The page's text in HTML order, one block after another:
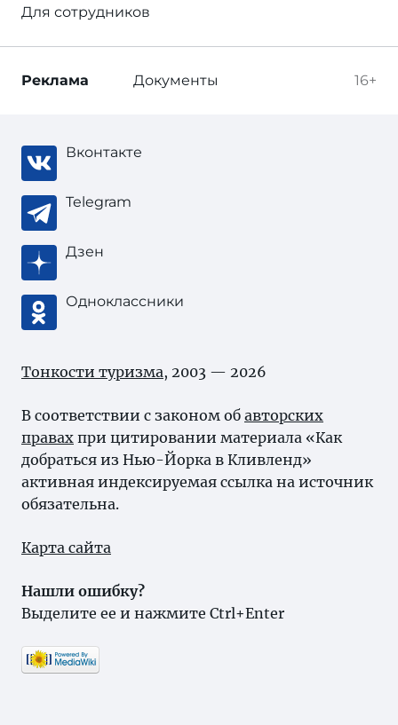
Для сотрудников
16+
Реклама Документы
Вконтакте
Telegram
Дзен
Одноклассники
Тонкости туризма, 2003 — 2026
В соответствии с законом об авторских
правах при цитировании материала «Как
добраться из Нью-Йорка в Кливленд»
активная индексируемая ссылка на источник
обязательна.
Карта сайта
Нашли ошибку?
Выделите ее и нажмите Ctrl+Enter